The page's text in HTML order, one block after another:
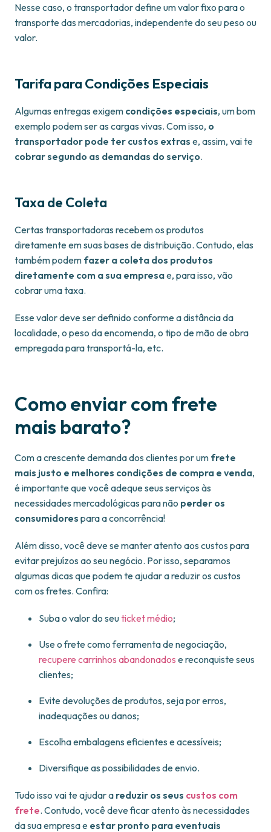
Nesse caso, o transportador define um valor fixo para o
transporte das mercadorias, independente do seu peso ou
valor.
Tarifa para Condições Especiais
Algumas entregas exigem condições especiais, um bom
exemplo podem ser as cargas vivas. Com isso, o
transportador pode ter custos extras e, assim, vai te
cobrar segundo as demandas do serviço.
Taxa de Coleta
Certas transportadoras recebem os produtos
diretamente em suas bases de distribuição. Contudo, elas
também podem fazer a coleta dos produtos
diretamente com a sua empresae, para isso, vão
cobrar uma taxa.
Esse valor deve ser definido conforme a distância da
localidade, o peso da encomenda, o tipo de mão de obra
empregada para transportá-la, etc.
Como enviar com frete
mais barato?
Com a crescente demanda dos clientes por um frete
mais justo e melhores condições de compra e venda,
é importante que você adeque seus serviços às
necessidades mercadológicas para não perder os
consumidores para a concorrência!
Além disso, você deve se manter atento aos custos para
evitar prejuízos ao seu negócio. Por isso, separamos
algumas dicas que podem te ajudar a reduzir os custos
com os fretes. Confira:
Suba o valor do seuticket médio;
Use o frete como ferramenta de negociação,
recupere carrinhos abandonados e reconquiste seus
clientes;
Evite devoluções de produtos, seja por erros,
inadequações ou danos;
Escolha embalagens eficientes e acessíveis;
Diversifique as possibilidades de envio.
Tudo isso vai te ajudar a reduzir os seus custos com
frete. Contudo, você deve ficar atento às necessidades
da sua empresa e estar pronto para eventuais